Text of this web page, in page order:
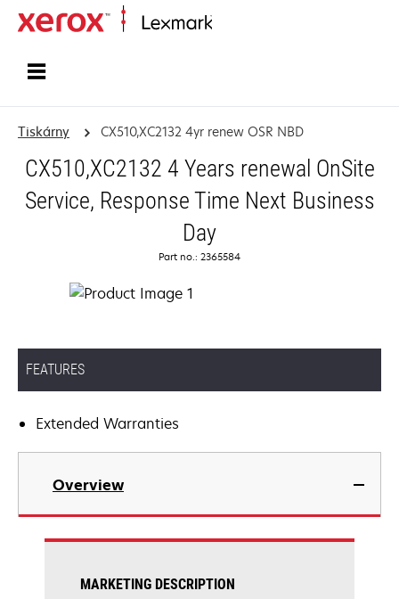
Tiskárny CX510,XC2132 4yr renew OSR NBD
CX510,XC2132 4 Years renewal OnSite
Service, Response Time Next Business
Day
Part no.: 2365584
FEATURES
Extended Warranties
Overview
MARKETING DESCRIPTION